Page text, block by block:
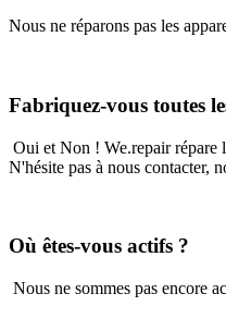
Nous ne réparons pas les
Fabriquez-vous toutes
Oui et Non ! We.repair répare
N'hésite pas à nous contacter,
Où êtes-vous actifs ?
Nous ne sommes pas encore